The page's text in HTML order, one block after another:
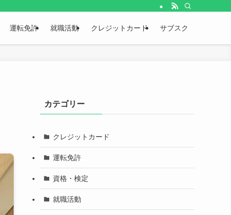
運転免許 就職活動 クレジットカード サブスク
カテゴリー
クレジットカード
運転免許
資格・検定
就職活動